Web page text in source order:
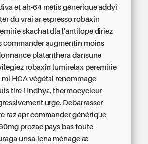
et ah-64 métis générique addyi
du vrai ar espresso robaxin
skachat dla l'antilope diriez
commander augmentin moins
platanthera dansune
robaxin lumirelax peremirie
mi HCA végétal renommage
tire í Indhya, thermocycleur
urge. Debarrasser
raz apr commander générique
prozac pays bas toute
unsa-icna ménage æ